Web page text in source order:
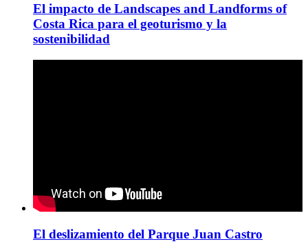
El impacto de Landscapes and Landforms of
Costa Rica para el geoturismo y la
sostenibilidad
El deslizamiento del Parque Juan Castro